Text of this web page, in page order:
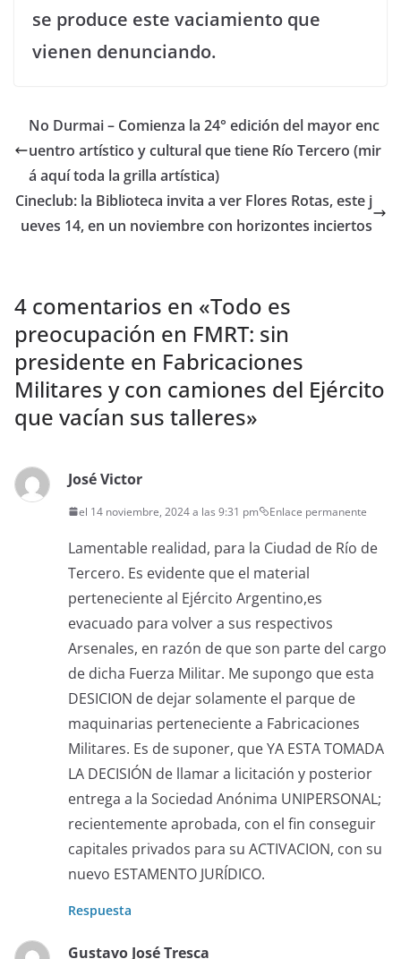
se produce este vaciamiento que
vienen denunciando.
No Durmai – Comienza la 24° edición del mayor enc
uentro artístico y cultural que tiene Río Tercero (mir
á aquí toda la grilla artística)
Cineclub: la Biblioteca invita a ver Flores Rotas, este j
ueves 14, en un noviembre con horizontes inciertos
4 comentarios en «Todo es
preocupación en FMRT: sin
presidente en Fabricaciones
Militares y con camiones del Ejército
que vacían sus talleres»
José Victor
el 14 noviembre, 2024 a las 9:31 pm Enlace permanente
Lamentable realidad, para la Ciudad de Río de
Tercero. Es evidente que el material
perteneciente al Ejército Argentino,es
evacuado para volver a sus respectivos
Arsenales, en razón de que son parte del cargo
de dicha Fuerza Militar. Me supongo que esta
DESICION de dejar solamente el parque de
maquinarias perteneciente a Fabricaciones
Militares. Es de suponer, que YA ESTA TOMADA
LA DECISIÓN de llamar a licitación y posterior
entrega a la Sociedad Anónima UNIPERSONAL;
recientemente aprobada, con el fin conseguir
capitales privados para su ACTIVACION, con su
nuevo ESTAMENTO JURÍDICO.
Respuesta
Gustavo José Tresca